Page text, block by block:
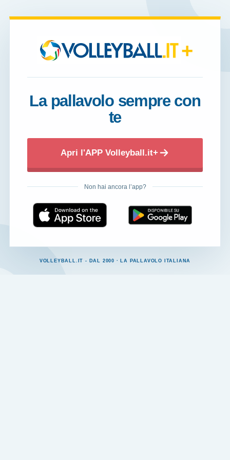
+
La pallavolo sempre con
te
Apri l'APP Volleyball.it+
Non hai ancora l’app?
VOLLEYBALL.IT - DAL 2000 · LA PALLAVOLO ITALIANA